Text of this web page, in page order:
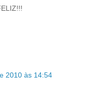
2010 às 14:54